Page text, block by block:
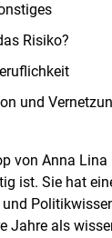
Risiko?
und
von Anna Lina
ist. Sie hat
Jahre als